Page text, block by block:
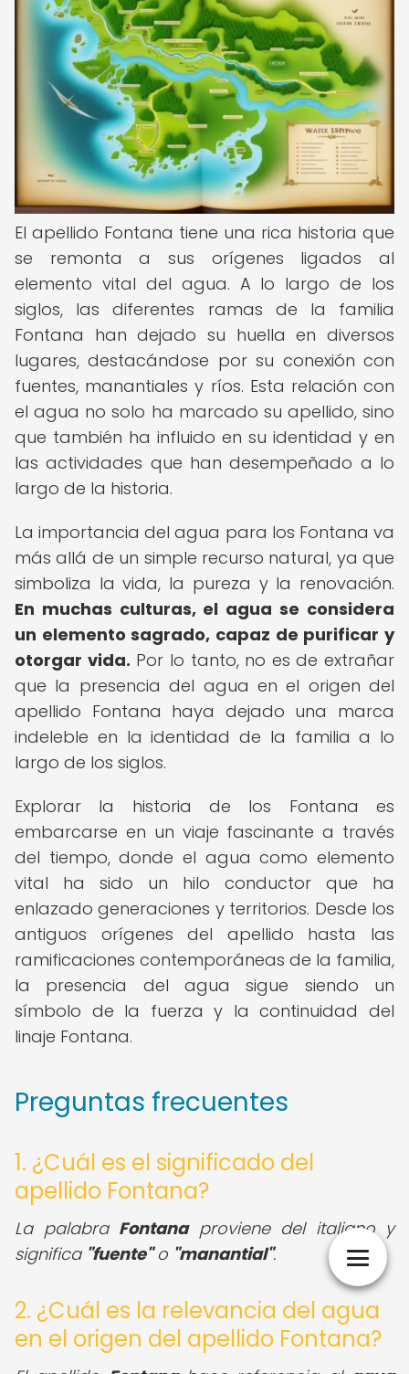
El apellido Fontana tiene una rica historia que
se remonta a sus orígenes ligados al
elemento vital del agua. A lo largo de los
siglos, las diferentes ramas de la familia
Fontana han dejado su huella en diversos
lugares, destacándose por su conexión con
fuentes, manantiales y ríos. Esta relación con
el agua no solo ha marcado su apellido, sino
que también ha influido en su identidad y en
las actividades que han desempeñado a lo
largo de la historia.
La importancia del agua para los Fontana va
más allá de un simple recurso natural, ya que
simboliza la vida, la pureza y la renovación.
En muchas culturas, el agua se considera
un elemento sagrado, capaz de purificar y
otorgar vida. Por lo tanto, no es de extrañar
que la presencia del agua en el origen del
apellido Fontana haya dejado una marca
indeleble en la identidad de la familia a lo
largo de los siglos.
Explorar la historia de los Fontana es
embarcarse en un viaje fascinante a través
del tiempo, donde el agua como elemento
vital ha sido un hilo conductor que ha
enlazado generaciones y territorios. Desde los
antiguos orígenes del apellido hasta las
ramificaciones contemporáneas de la familia,
la presencia del agua sigue siendo un
símbolo de la fuerza y la continuidad del
linaje Fontana.
Preguntas frecuentes
1. ¿Cuál es el significado del
apellido Fontana?
La palabra Fontanaproviene del italiano y
significa "fuente"o "manantial".
2. ¿Cuál es la relevancia del agua
en el origen del apellido Fontana?